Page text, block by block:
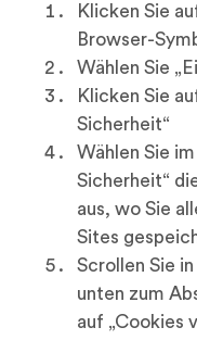
Klicken Sie
Browser-
Wählen Sie
Klicken Sie
Sicherheit“
Wählen Sie
Sicherheit“
aus, wo Sie
Sites
Scrollen Sie
unten zum
auf „Cookies